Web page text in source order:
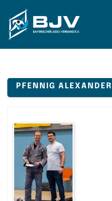
Zum Hauptinhalt springen
PFENNIG ALEXANDER